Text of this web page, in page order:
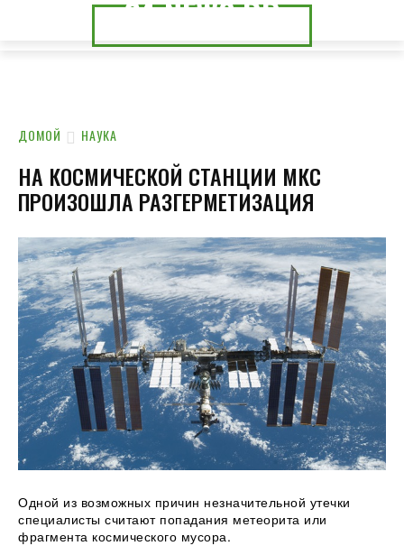
24.NEWS.CK
24.NEWS.DP
ДОМОЙ НАУКА
НА КОСМИЧЕСКОЙ СТАНЦИИ МКС
ПРОИЗОШЛА РАЗГЕРМЕТИЗАЦИЯ
Одной из возможных причин незначительной утечки
специалисты считают попадания метеорита или
фрагмента космического мусора.